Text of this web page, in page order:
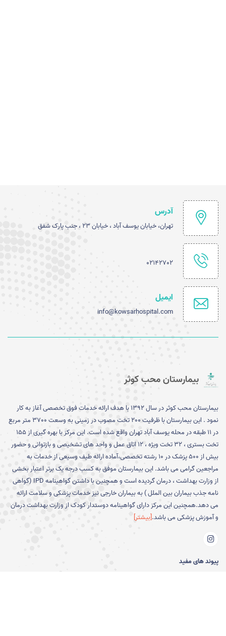
آدرس
تهران، خیابان یوسف آباد ، خیابان 23 ، جنب پارک شفق
02142702
ایمیل
info@kowsarhospital.com
بیمارستان محب کوثر
بیمارستان محب کوثر در سال 1392 با هدف ارائه خدمات فوق تخصصی آغاز به کار
نمود . این بیمارستان با ظرفیت 200 تخت مصوب در زمینی به وسعت 3700 متر مربع
در 11 طبقه در محله یوسف آباد تهران واقع شده است. این مرکز با بهره گیری از 155
تخت بستری ، 32 تخت ویژه ، 12 اتاق عمل و واحد های تشخیصی و بازتوانی و حضور
بیش از 500 پزشک در 10 رشته تخصصی،آماده ارائه طیف وسیعی از خدمات به
مراجعین گرامی می باشد. این بیمارستان موفق به کسب درجه یک برتر اعتبار بخشی
از وزارت بهداشت ، درمان گردیده است و همچنین با داشتن گواهینامه IPD (گواهی
نامه جذب بیماران بین الملل ) به بیماران خارجی نیز خدمات پزشکی و سلامت ارائه
می دهد.همچنین این مرکز دارای گواهینامه دوستدار کودک از وزارت بهداشت درمان
و آموزش پزشکی می باشد.[بیشتر]
پیوند های مفید